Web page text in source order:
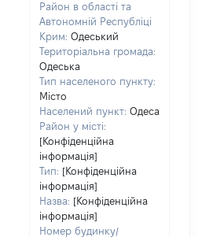
Район в області та
Автономній Республіці
Крим: Одеський
Територіальна громада:
Одеська
Тип населеного пункту:
Місто
Населений пункт: Одеса
Район у місті:
[Конфіденційна
інформація]
Тип: [Конфіденційна
інформація]
Назва: [Конфіденційна
інформація]
Номер будинку/